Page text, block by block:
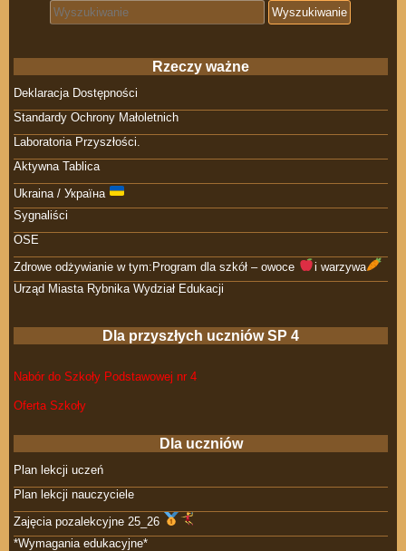
Search for:
Rzeczy ważne
Deklaracja Dostępności
Standardy Ochrony Małoletnich
Laboratoria Przyszłości.
Aktywna Tablica
Ukraina / Україна
Sygnaliści
OSE
Zdrowe odżywianie w tym:Program dla szkół – owoce
i warzywa
Urząd Miasta Rybnika Wydział Edukacji
Dla przyszłych uczniów SP 4
Nabór do Szkoły Podstawowej nr 4
Oferta Szkoły
Dla uczniów
Plan lekcji uczeń
Plan lekcji nauczyciele
Zajęcia pozalekcyjne 25_26
*Wymagania edukacyjne*